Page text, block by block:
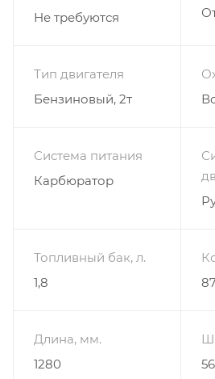
Не требуются
Тип двигателя
Бензиновый, 2т
Система питания
Карбюратор
Топливный бак, л.
1,8
Длина, мм.
1280